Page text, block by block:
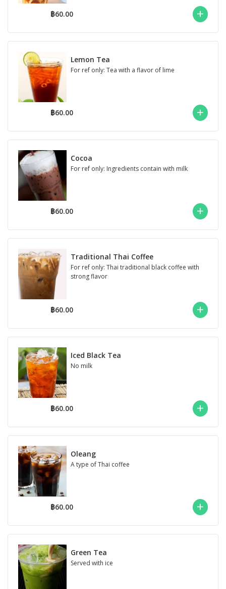
฿60.00
Lemon Tea
For ref only: Tea with a flavor of lime
฿60.00
Cocoa
For ref only: Ingredients contain with milk
฿60.00
Traditional Thai Coffee
For ref only: Thai traditional black coffee with
strong flavor
฿60.00
Iced Black Tea
No milk
฿60.00
Oleang
A type of Thai coffee
฿60.00
Green Tea
Served with ice